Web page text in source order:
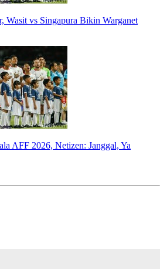
Wasit vs Singapura Bikin Warganet
AFF 2026, Netizen: Janggal, Ya